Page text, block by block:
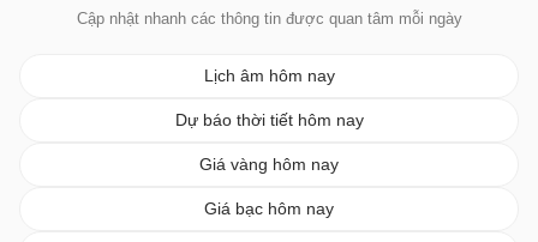
Cập nhật nhanh các thông tin được quan tâm mỗi ngày
Lịch âm hôm nay
Dự báo thời tiết hôm nay
Giá vàng hôm nay
Giá bạc hôm nay